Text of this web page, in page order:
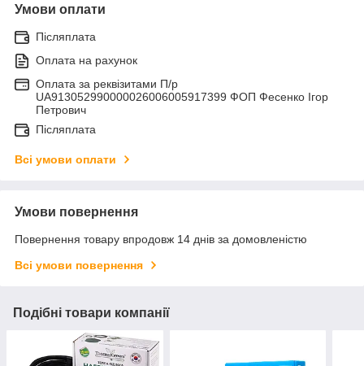
Умови оплати
Післяплата
Оплата на рахунок
Оплата за реквізитами П/р
UA913052990000026006005917399 ФОП Фесенко Ігор
Петрович
Післяплата
Всі умови оплати
Умови повернення
Повернення товару впродовж 14 днів за домовленістю
Всі умови повернення
Подібні товари компанії